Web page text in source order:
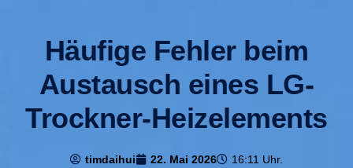
Häufige Fehler beim
Austausch eines LG-
Trockner-Heizelements
timdaihui 22. Mai 2026 16:11 Uhr.